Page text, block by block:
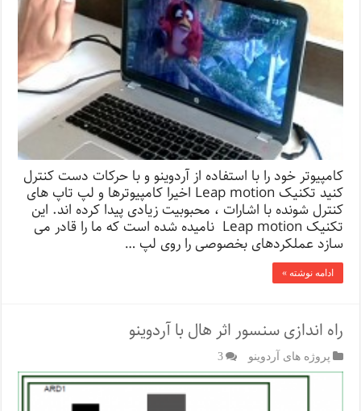
کامپیوتر خود را با استفاده از آردوینو و با حرکات دست کنترل
کنید تکنیک Leap motion اخیرا کامپیوترها و لپ تاپ های
کنترل شونده با اشارات ، محبوبیت زیادی پیدا کرده اند. این
تکنیک Leap motion نامیده شده است که ما را قادر می
سازد عملکردهای بخصوصی را روی لپ …
ادامه نوشته »
راه اندازی سنسور اثر هال با آردوینو
پروژه های آردوینو 3